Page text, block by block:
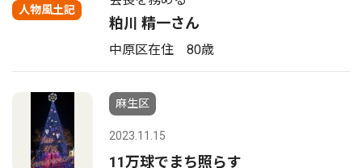
人物風土記
粕川 精一さん
中原区在住 80歳
麻生区
2023.11.15
11万球でまち照らす